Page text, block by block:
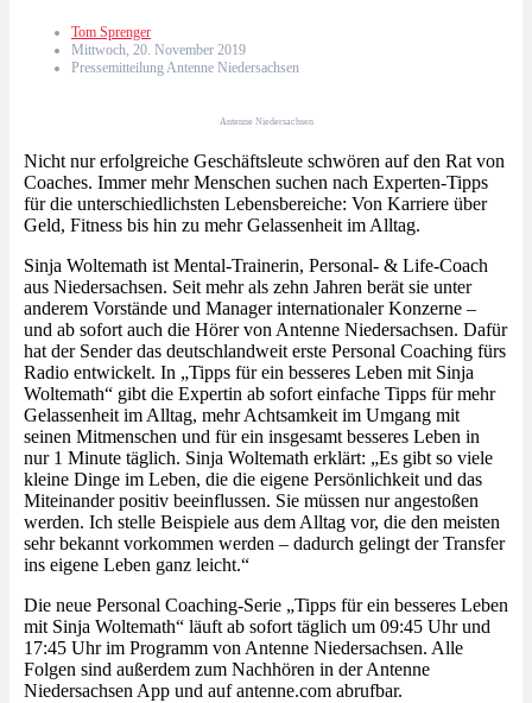
Tom Sprenger
Mittwoch, 20. November 2019
Pressemitteilung Antenne Niedersachsen
Antenne Niedersachsen
Nicht nur erfolgreiche Geschäftsleute schwören auf den Rat von
Coaches. Immer mehr Menschen suchen nach Experten-Tipps
für die unterschiedlichsten Lebensbereiche: Von Karriere über
Geld, Fitness bis hin zu mehr Gelassenheit im Alltag.
Sinja Woltemath ist Mental-Trainerin, Personal- & Life-Coach
aus Niedersachsen. Seit mehr als zehn Jahren berät sie unter
anderem Vorstände und Manager internationaler Konzerne –
und ab sofort auch die Hörer von Antenne Niedersachsen. Dafür
hat der Sender das deutschlandweit erste Personal Coaching fürs
Radio entwickelt. In „Tipps für ein besseres Leben mit Sinja
Woltemath“ gibt die Expertin ab sofort einfache Tipps für mehr
Gelassenheit im Alltag, mehr Achtsamkeit im Umgang mit
seinen Mitmenschen und für ein insgesamt besseres Leben in
nur 1 Minute täglich. Sinja Woltemath erklärt: „Es gibt so viele
kleine Dinge im Leben, die die eigene Persönlichkeit und das
Miteinander positiv beeinflussen. Sie müssen nur angestoßen
werden. Ich stelle Beispiele aus dem Alltag vor, die den meisten
sehr bekannt vorkommen werden – dadurch gelingt der Transfer
ins eigene Leben ganz leicht.“
Die neue Personal Coaching-Serie „Tipps für ein besseres Leben
mit Sinja Woltemath“ läuft ab sofort täglich um 09:45 Uhr und
17:45 Uhr im Programm von Antenne Niedersachsen. Alle
Folgen sind außerdem zum Nachhören in der Antenne
Niedersachsen App und auf antenne.com abrufbar.